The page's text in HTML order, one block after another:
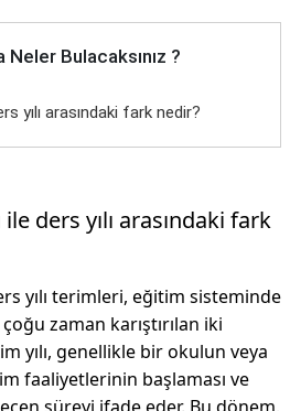
Neler Bulacaksınız ?
yılı arasındaki fark nedir?
ders yılı arasındaki fark
yılı terimleri, eğitim sisteminde
zaman karıştırılan iki
yılı, genellikle bir okulun veya
faaliyetlerinin başlaması ve